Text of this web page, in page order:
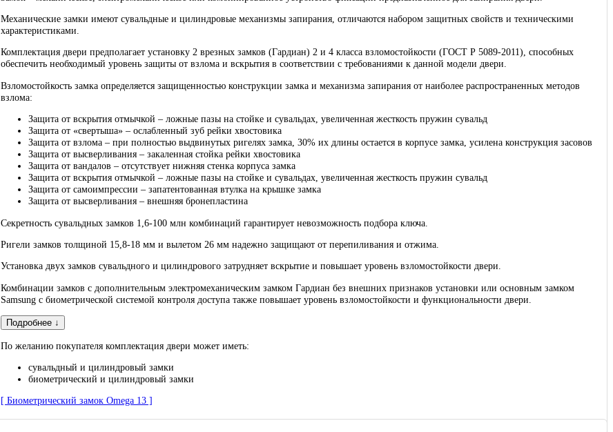
Механические замки имеют сувальдные и цилиндровые механизмы запирания, отличаются набором защитных свойств и техническими
характеристиками.
Комплектация двери предполагает установку 2 врезных замков (Гардиан) 2 и 4 класса взломостойкости (ГОСТ Р 5089-2011), способных
обеспечить необходимый уровень защиты от взлома и вскрытия в соответствии с требованиями к данной модели двери.
Взломостойкость замка определяется защищенностью конструкции замка и механизма запирания от наиболее распространенных методов
взлома:
Защита от вскрытия отмычкой – ложные пазы на стойке и сувальдах, увеличенная жесткость пружин сувальд
Защита от «свертыша» – ослабленный зуб рейки хвостовика
Защита от взлома – при полностью выдвинутых ригелях замка, 30% их длины остается в корпусе замка, усилена конструкция засовов
Защита от высверливания – закаленная стойка рейки хвостовика
Защита от вандалов – отсутствует нижняя стенка корпуса замка
Защита от вскрытия отмычкой – ложные пазы на стойке и сувальдах, увеличенная жесткость пружин сувальд
Защита от самоимпрессии – запатентованная втулка на крышке замка
Защита от высверливания – внешняя бронепластина
Секретность сувальдных замков 1,6-100 млн комбинаций гарантирует невозможность подбора ключа.
Ригели замков толщиной 15,8-18 мм и вылетом 26 мм надежно защищают от перепиливания и отжима.
Установка двух замков сувальдного и цилиндрового затрудняет вскрытие и повышает уровень взломостойкости двери.
Комбинации замков с дополнительным электромеханическим замком Гардиан без внешних признаков установки или основным замком
Samsung с биометрической системой контроля доступа также повышает уровень взломостойкости и функциональности двери.
Подробнее ↓
По желанию покупателя комплектация двери может иметь:
сувальдный и цилиндровый замки
биометрический и цилиндровый замки
[ Биометрический замок Omega 13 ]